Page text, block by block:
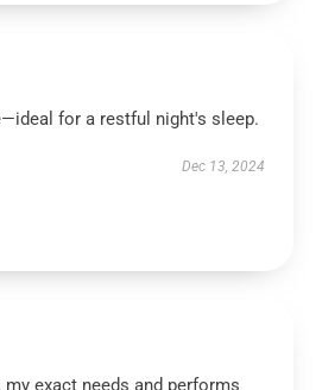
for a restful night's sleep.
Dec 13, 2024
exact needs and performs